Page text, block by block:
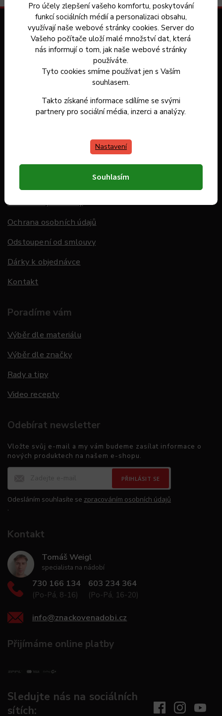
Pro účely zlepšení vašeho komfortu, poskytování
funkcí sociálních médií a personalizaci obsahu,
využívají naše webové stránky cookies. Server do
Vašeho počítače uloží malé množství dat, která
nás informují o tom, jak naše webové stránky
používáte.
Tyto cookies smíme používat jen s Vaším
souhlasem.
Takto získané informace sdílíme se svými
partnery pro sociální média, inzerci a analýzy.
Nastavení
Souhlasím
Zákaznický servis
Kontakt
Dárkové poukazy
Doprava a platba
Obchodní podmínky
Ochrana osobních údajů
Odstoupení od smlouvy
Dárky k objednávce
Kontakt
Poradíme vám
Výběr dle materiálu
Výběr dle značky
Rady a tipy
Video recepty
Odebírat newsletter
Vložte svůj e-mail a my vám budeme zasílat informace o
nových produktech na našem e-shopu.
PŘIHLÁSIT SE
Odesláním souhlasíte se zpracováním osobních údajů
.
Kontakt
Tomáš Weigl
specialista na nádobí
730 166 134
(Po-Pá, 8-16)
603 234 364
(Po-Pá, 16-20)
info@znackovenadobi.cz
Přijímáme online platby
Sledujte nás na sociálních
sítích: